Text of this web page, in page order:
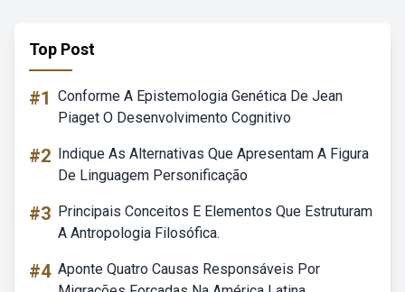
Top Post
#1 Conforme A Epistemologia Genética De Jean
Piaget O Desenvolvimento Cognitivo
#2 Indique As Alternativas Que Apresentam A Figura
De Linguagem Personificação
#3 Principais Conceitos E Elementos Que Estruturam
A Antropologia Filosófica.
#4 Aponte Quatro Causas Responsáveis Por